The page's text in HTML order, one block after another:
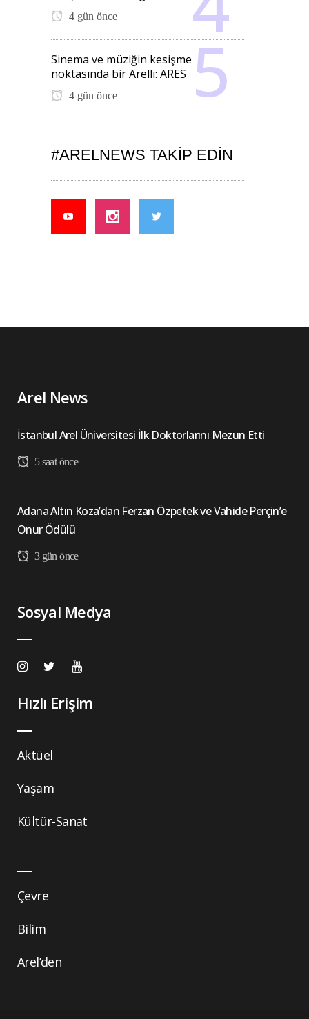
4 gün önce
Sinema ve müziğin kesişme
noktasında bir Arelli: ARES
4 gün önce
#ARELNEWS TAKIP EDIN
Arel News
İstanbul Arel Üniversitesi İlk Doktorlarını Mezun Etti
5 saat önce
Adana Altın Koza’dan Ferzan Özpetek ve Vahide Perçin’e
Onur Ödülü
3 gün önce
Sosyal Medya
Hızlı Erişim
Aktüel
Yaşam
Kültür-Sanat
Çevre
Bilim
Arel’den